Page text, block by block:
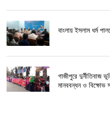
বাংলায় ইসলাম ধর্ম
গাজীপুরে দুর্নীতিবাজ
মানববন্ধন ও বিক্ষোভ